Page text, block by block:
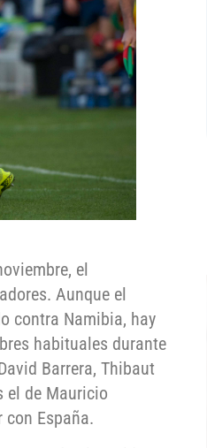
el
Aunque el
contra Namibia, hay
habituales durante
Barrera, Thibaut
el de Mauricio
con España.